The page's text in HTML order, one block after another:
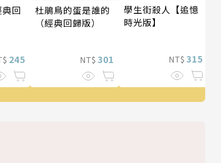
回
245
杜鵑鳥的蛋是誰的
（經典回歸版）
NT$ 301
學生街殺人【追憶
時光版】
NT$ 315